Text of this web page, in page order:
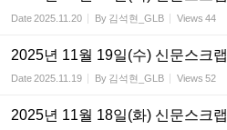
Date2025.11.20 By 김석현_GLB Views 44
2025년 11월 19일(수) 신문스크랩
Date2025.11.19 By 김석현_GLB Views 52
2025년 11월 18일(화) 신문스크랩